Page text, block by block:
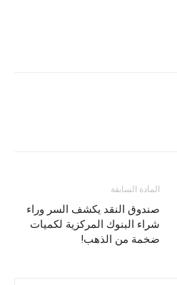
المادة السابقة
صندوق النقد يكشف السر وراء
شراء البنوك المركزية لكميات
ضخمة من الذهب!